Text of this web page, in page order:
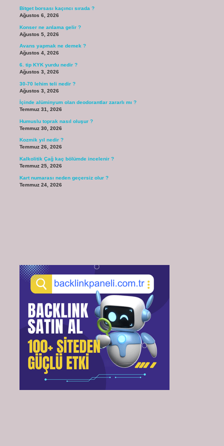
Bitget borsası kaçıncı sırada ?
Ağustos 6, 2026
Konser ne anlama gelir ?
Ağustos 5, 2026
Avans yapmak ne demek ?
Ağustos 4, 2026
6. tip KYK yurdu nedir ?
Ağustos 3, 2026
30-70 lehim teli nedir ?
Ağustos 3, 2026
İçinde alüminyum olan deodorantlar zararlı mı ?
Temmuz 31, 2026
Humuslu toprak nasıl oluşur ?
Temmuz 30, 2026
Kozmik yıl nedir ?
Temmuz 26, 2026
Kalkolitik Çağ kaç bölümde incelenir ?
Temmuz 25, 2026
Kart numarası neden geçersiz olur ?
Temmuz 24, 2026